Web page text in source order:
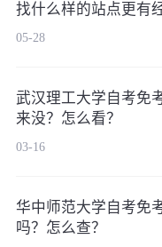
找什么样的站点更有
05-28
武汉理工大学自考免
来没？怎么看？
03-16
华中师范大学自考免
吗？怎么查？